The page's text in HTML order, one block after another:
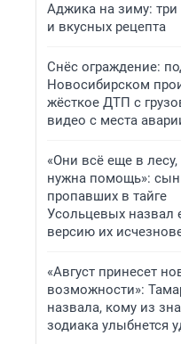
Аджика на зиму: три
и вкусных рецепта
Снёс ограждение:
Новосибирском
жёсткое ДТП с
видео с места
«Они всё еще в
нужна помощь»: сын
пропавших в тайге
Усольцевых назвал
версию их
«Август принесет
возможности»:
назвала, кому из
зодиака улыбнется